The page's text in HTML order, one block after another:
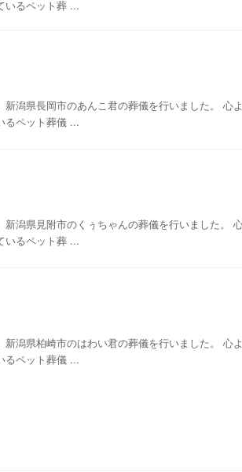
いるペット葬 ...
潟県長岡市のあんこ君の葬儀を行いました。 心
るペット葬儀 ...
潟県見附市のくぅちゃんの葬儀を行いました。
いるペット葬 ...
潟県柏崎市のはわい君の葬儀を行いました。 心
るペット葬儀 ...